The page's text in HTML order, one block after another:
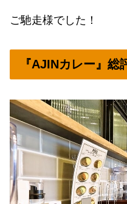
ご馳走様でした！
『AJINカレー』総